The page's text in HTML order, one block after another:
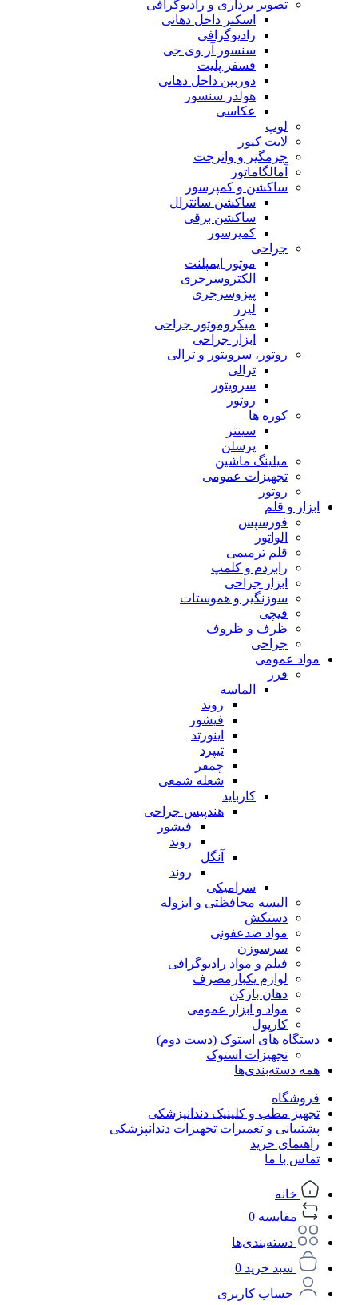
تصویر برداری و رادیوگرافی
اسکنر داخل دهانی
رادیوگرافی
سنسور آر وی جی
فسفر پلیت
دوربین داخل دهانی
هولدر سنسور
عکاسی
لوپ
لایت کیور
جرمگیر و واترجت
آمالگاماتور
ساکشن و کمپرسور
ساکشن سانترال
ساکشن برقی
کمپرسور
جراحی
موتور ایمپلنت
الکتروسرجری
پیزوسرجری
لیزر
میکروموتور جراحی
ابزار جراحی
روتور، سرویتور و ترالی
ترالی
سرویتور
روتور
کوره ها
سینتر
پرسلن
میلینگ ماشین
تجهیزات عمومی
روتور
ابزار و قلم
فورسپس
الواتور
قلم ترمیمی
رابردم و کلمپ
ابزار جراحی
سوزنگیر و هموستات
قیچی
ظرف و ظروف
جراحی
مواد عمومی
فرز
الماسه
روند
فیشور
اینورتد
تیپرد
چمفر
شعله شمعی
کارباید
هندپیس جراحی
فیشور
روند
آنگل
روند
سرامیکی
البسه محافظتی و ایزوله
دستکش
مواد ضدعفونی
سرسوزن
فیلم و مواد رادیوگرافی
لوازم یکبارمصرف
دهان بازکن
مواد و ابزار عمومی
کارپول
دستگاه های استوک (دست دوم)
تجهیزات استوک
همه دسته‌بندی‌ها
فروشگاه
تجهیز مطب و کلینیک دندانپزشکی
پشتیبانی و تعمیرات تجهیزات دندانپزشکی
راهنمای خرید
تماس با ما
خانه
مقایسه 0
دسته‌بندی‌ها
سبد خرید 0
حساب کاربری